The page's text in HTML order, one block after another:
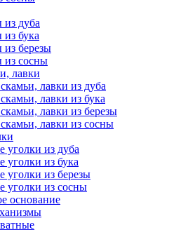
из дуба
из бука
из березы
из сосны
лавки
лавки из дуба
лавки из бука
лавки из березы
лавки из сосны
уголки из дуба
уголки из бука
уголки из березы
уголки из сосны
основание